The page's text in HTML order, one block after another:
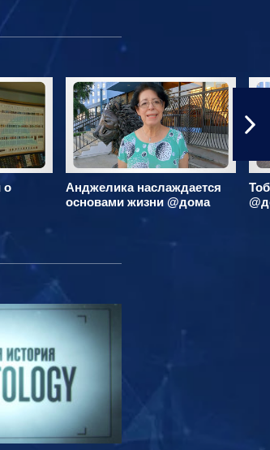
о
Анджелика наслаждается
основами жизни @дома